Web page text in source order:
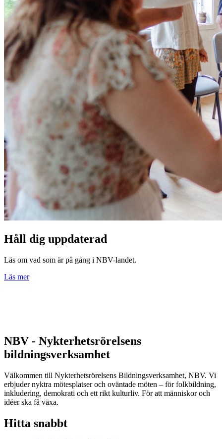
Håll dig uppdaterad
Läs om vad som är på gång i NBV-landet.
Läs mer
NBV - Nykterhetsrörelsens
bildningsverksamhet
Välkommen till Nykterhetsrörelsens Bildningsverksamhet, NBV. Vi
erbjuder nyktra mötesplatser och oväntade möten – för folkbildning,
inkludering, demokrati och ett rikt kulturliv. För att människor och
idéer ska få växa.
Hitta snabbt